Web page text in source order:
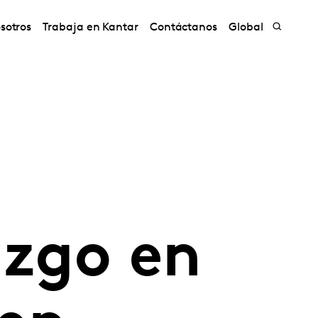
Trabaja en Kantar Contáctanos Global
en